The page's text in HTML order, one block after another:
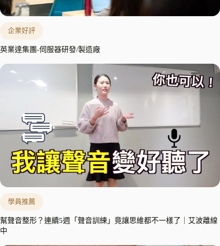
企業好評
英業達集團-伺服器研發/製造廠
學員推薦
幫聲音整形？連續5週「聲音訓練」竟讓思維都不一樣了｜艾波離線
中